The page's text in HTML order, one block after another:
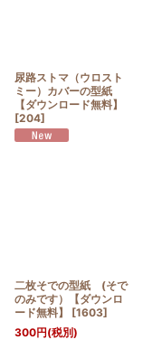
尿路ストマ（ウロスト
ミー）カバーの型紙
【ダウンロード無料】
[204]
二枚そでの型紙 (そで
のみです）【ダウンロ
ード無料】
[1603]
300円(税別)